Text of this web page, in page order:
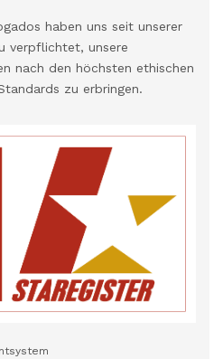
haben uns seit unserer
verpflichtet, unsere
nach den höchsten ethischen
zu erbringen.